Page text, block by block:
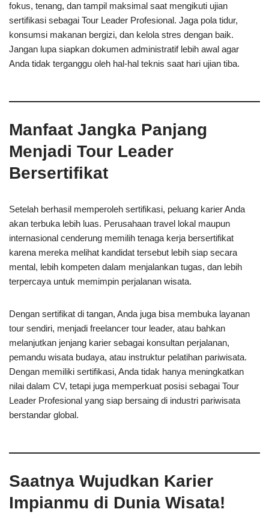
fokus, tenang, dan tampil maksimal saat mengikuti ujian
sertifikasi sebagai Tour Leader Profesional. Jaga pola tidur,
konsumsi makanan bergizi, dan kelola stres dengan baik.
Jangan lupa siapkan dokumen administratif lebih awal agar
Anda tidak terganggu oleh hal-hal teknis saat hari ujian tiba.
Manfaat Jangka Panjang
Menjadi Tour Leader
Bersertifikat
Setelah berhasil memperoleh sertifikasi, peluang karier Anda
akan terbuka lebih luas. Perusahaan travel lokal maupun
internasional cenderung memilih tenaga kerja bersertifikat
karena mereka melihat kandidat tersebut lebih siap secara
mental, lebih kompeten dalam menjalankan tugas, dan lebih
terpercaya untuk memimpin perjalanan wisata.
Dengan sertifikat di tangan, Anda juga bisa membuka layanan
tour sendiri, menjadi freelancer tour leader, atau bahkan
melanjutkan jenjang karier sebagai konsultan perjalanan,
pemandu wisata budaya, atau instruktur pelatihan pariwisata.
Dengan memiliki sertifikasi, Anda tidak hanya meningkatkan
nilai dalam CV, tetapi juga memperkuat posisi sebagai Tour
Leader Profesional yang siap bersaing di industri pariwisata
berstandar global.
Saatnya Wujudkan Karier
Impianmu di Dunia Wisata!